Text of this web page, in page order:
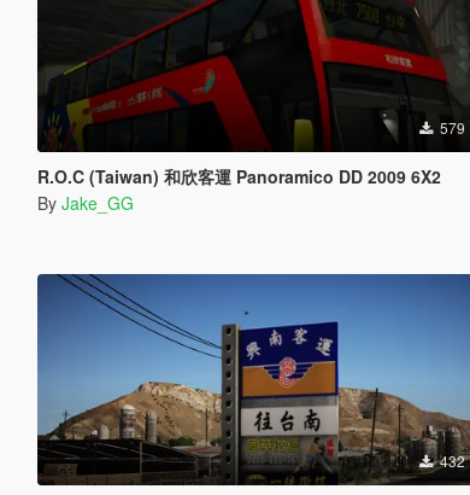
579
R.O.C (Taiwan) 和欣客運 Panoramico DD 2009 6X2
By Jake_GG
432